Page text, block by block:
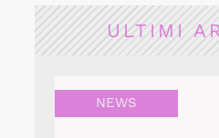
ULTIMI
NEWS